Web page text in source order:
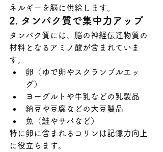
ネルギーを脳に供給します。
2. タンパク質で集中力アップ
タンパク質には、脳の神経伝達物質の
材料となるアミノ酸が含まれていま
す。
卵（ゆで卵やスクランブルエッ
グ）
ヨーグルトや牛乳などの乳製品
納豆や豆腐などの大豆製品
魚（鮭やサバなど）
特に卵に含まれるコリンは記憶力向上
に役立ちます。